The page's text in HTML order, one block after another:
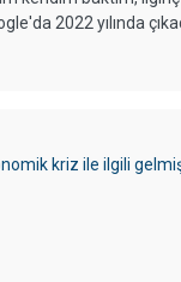
2022 yılında
kriz ile ilgili